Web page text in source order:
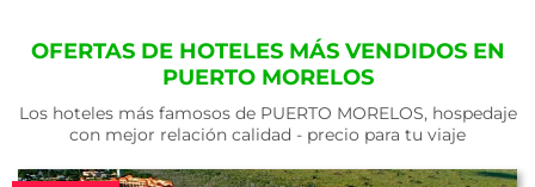
OFERTAS DE HOTELES MÁS VENDIDOS EN
PUERTO MORELOS
Los hoteles más famosos de PUERTO MORELOS, hospedaje
con mejor relación calidad - precio para tu viaje